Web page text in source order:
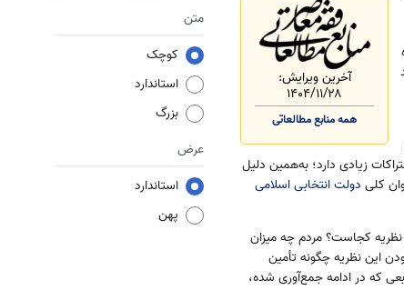
متن
کوچک
استاندارد
بزرگ
عرض
استاندارد
پهن
آخرین ویرایش:
۱۴۰۴/۱۱/۲۸
همه منابع مطالعاتی
زیادی دارد؛ به‌همین دلیل
کلی دولت انتخابی اسلامی
کجاست؟ مردم چه میزان
این نظریه چگونه تأمین
که در ادامه جمع‌آوری شده،